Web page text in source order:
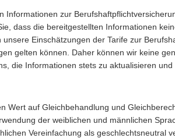
Informationen zur
dass die bereitgestellten Informationen
Einschätzungen der Tarife zur
gelten können. Daher können wir keine
die Informationen stets zu aktualisieren
Wert auf Gleichbehandlung und
der weiblichen und männlichen
Vereinfachung als geschlechtsneutral